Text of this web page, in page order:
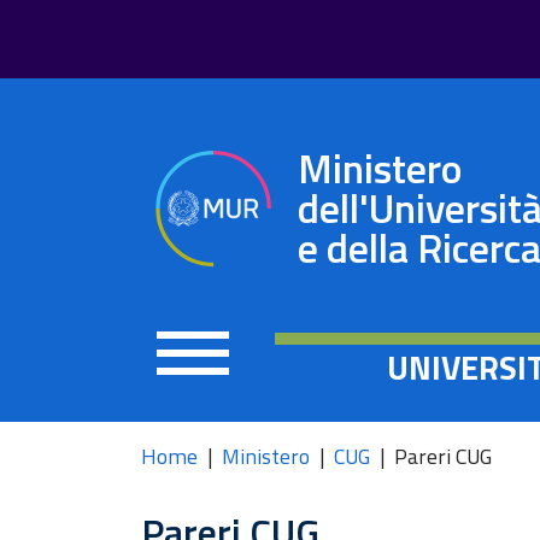
Ministero
dell'Università
e della Ricerca
Home Ministero CUG Pareri CUG